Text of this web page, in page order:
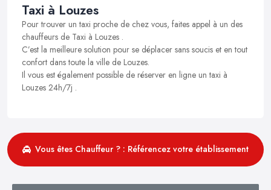
Taxi à Louzes
Pour trouver un taxi proche de chez vous, faites appel à un des
chauffeurs de Taxi à Louzes .
C’est la meilleure solution pour se déplacer sans soucis et en tout
confort dans toute la ville de Louzes.
Il vous est également possible de réserver en ligne un taxi à
Louzes 24h/7j .
Vous êtes Chauffeur ? : Référencez votre établissement